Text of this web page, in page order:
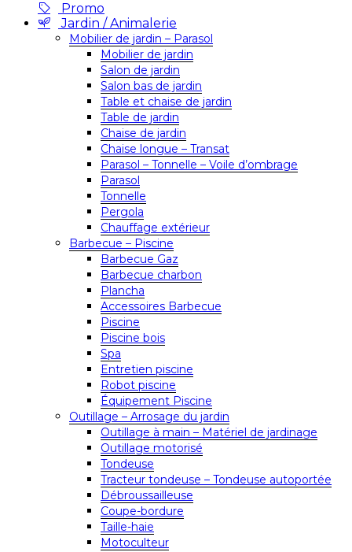
Promo
Jardin / Animalerie
Mobilier de jardin – Parasol
Mobilier de jardin
Salon de jardin
Salon bas de jardin
Table et chaise de jardin
Table de jardin
Chaise de jardin
Chaise longue – Transat
Parasol – Tonnelle – Voile d’ombrage
Parasol
Tonnelle
Pergola
Chauffage extérieur
Barbecue – Piscine
Barbecue Gaz
Barbecue charbon
Plancha
Accessoires Barbecue
Piscine
Piscine bois
Spa
Entretien piscine
Robot piscine
Équipement Piscine
Outillage – Arrosage du jardin
Outillage à main – Matériel de jardinage
Outillage motorisé
Tondeuse
Tracteur tondeuse – Tondeuse autoportée
Débroussailleuse
Coupe-bordure
Taille-haie
Motoculteur